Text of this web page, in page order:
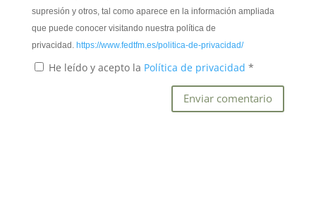
supresión y otros, tal como aparece en la información ampliada
que puede conocer visitando nuestra política de
privacidad. https://www.fedtfm.es/politica-de-privacidad/
He leído y acepto la Política de privacidad *